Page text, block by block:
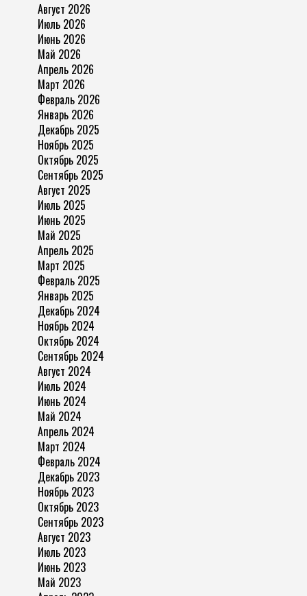
Август 2026
Июль 2026
Июнь 2026
Май 2026
Апрель 2026
Март 2026
Февраль 2026
Январь 2026
Декабрь 2025
Ноябрь 2025
Октябрь 2025
Сентябрь 2025
Август 2025
Июль 2025
Июнь 2025
Май 2025
Апрель 2025
Март 2025
Февраль 2025
Январь 2025
Декабрь 2024
Ноябрь 2024
Октябрь 2024
Сентябрь 2024
Август 2024
Июль 2024
Июнь 2024
Май 2024
Апрель 2024
Март 2024
Февраль 2024
Декабрь 2023
Ноябрь 2023
Октябрь 2023
Сентябрь 2023
Август 2023
Июль 2023
Июнь 2023
Май 2023